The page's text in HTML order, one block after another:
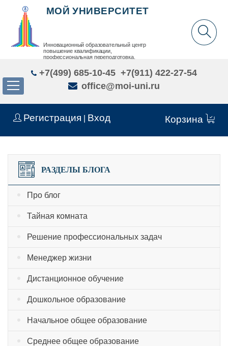
Регистрация Вход Корзина
МОЙ УНИВЕРСИТЕТ
Инновационный образовательный центр
повышение квалификации,
профессиональная переподготовка,
+7(499) 685-10-45 +7(911) 422-27-54
office@moi-uni.ru
РАЗДЕЛЫ БЛОГА
Про блог
Тайная комната
Решение профессиональных задач
Менеджер жизни
Дистанционное обучение
Дошкольное образование
Начальное общее образование
Среднее общее образование